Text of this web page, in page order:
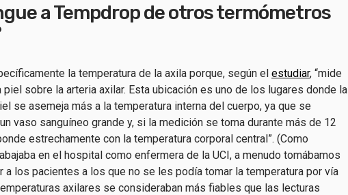
a Tempdrop de otros termómetros
la temperatura de la axila porque, según el estudiar, “mide
piel sobre la arteria axilar. Esta ubicación es uno de los lugares donde la
se asemeja más a la temperatura interna del cuerpo, ya que se
vaso sanguíneo grande y, si la medición se toma durante más de 12
estrechamente con la temperatura corporal central”. (Como
en el hospital como enfermera de la UCI, a menudo tomábamos
a los pacientes a los que no se les podía tomar la temperatura por vía
axilares se consideraban más fiables que las lecturas